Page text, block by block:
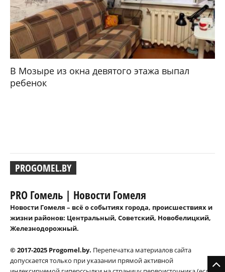
В Мозыре из окна девятого этажа выпал
ребенок
PROGOMEL.BY
PRO Гомель | Новости Гомеля
Новости Гомеля – всё о событиях города, происшествиях и
жизни районов: Центральный, Советский, Новобелицкий,
Железнодорожный.
© 2017-2025 Progomel.by. Перепечатка материалов сайта
допускается только при указании прямой активной